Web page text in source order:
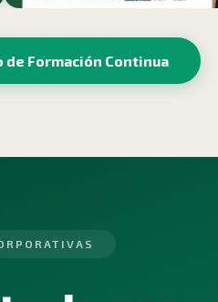
Formación Continua